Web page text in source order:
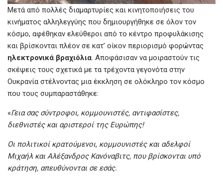
Μετά από πολλές διαμαρτυρίες και κινητοποιήσεις του
κινήματος αλληλεγγύης που δημιουργήθηκε σε όλον τον
κόσμο, αφέθηκαν ελεύθεροι από το κέντρο προφυλάκισης
και βρίσκονται πλέον σε κατ’ οίκον περιορισμό φορώντας
ηλεκτρονικά βραχιόλια. Αποφάσισαν να μοιραστούν τις
σκέψεις τους σχετικά με τα τρέχοντα γεγονότα στην
Ουκρανία στέλνοντας μια έκκληση σε ολόκληρο τον κόσμο
που τους συμπαραστάθηκε:
«Γεια σας σύντροφοι, κομμουνιστές, αντιφασίστες,
διεθνιστές και αριστεροί της Ευρώπης!
Οι πολιτικοί κρατούμενοι, κομμουνιστές και αδελφοί
Μιχαήλ και Αλέξανδρος Κανόναβιτς, που βρίσκονται υπό
κράτηση, απευθύνονται σε εσάς.